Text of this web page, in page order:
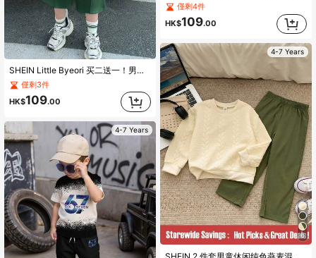
SHEIN Little Byeori 买二送一！男童三件套，舒适百搭，适合日常穿着。宽松版型，日韩风，简约时尚，圆领短袖可爱泰迪熊图案针织上衣T恤、披肩和短裤。多件套设计，适合春夏季节、日常生活、运动、校园活动、聚会、节日庆典、演出、摄影、返校季等场合。
僅剩3件
HK$109.00
4-7 Years
僅剩4件
HK$109.00
4-7 Years
6